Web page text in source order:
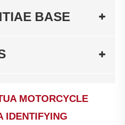
BASE
MOTORCYCLE
IDENTIFYING